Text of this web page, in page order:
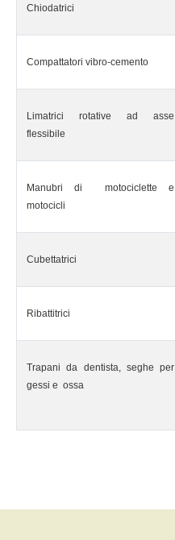
Chiodatrici
Compattatori vibro-cemento
Limatrici rotative ad asse
flessibile
Manubri di motociclette e
motocicli
Cubettatrici
Ribattitrici
Trapani da dentista, seghe per
gessi e ossa